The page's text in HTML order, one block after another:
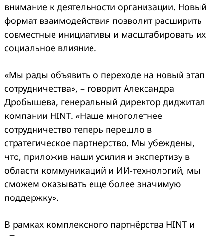
внимание к деятельности организации. Новый
формат взаимодействия позволит расширить
совместные инициативы и масштабировать их
социальное влияние.
«Мы рады объявить о переходе на новый этап
сотрудничества», – говорит Александра
Дробышева, генеральный директор диджитал
компании HINT. «Наше многолетнее
сотрудничество теперь перешло в
стратегическое партнерство. Мы убеждены,
что, приложив наши усилия и экспертизу в
области коммуникаций и ИИ-технологий, мы
сможем оказывать еще более значимую
поддержку».
В рамках комплексного партнёрства HINT и